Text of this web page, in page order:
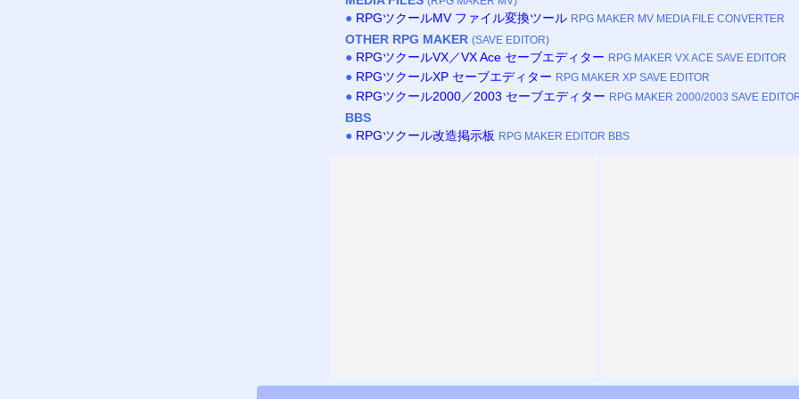
● RPGツクールMV ファイル変換ツール RPG MAKER MV MEDIA FILE CONVERTER
OTHER RPG MAKER (SAVE EDITOR)
● RPGツクールVX／VX Ace セーブエディター RPG MAKER VX ACE SAVE EDITOR
● RPGツクールXP セーブエディター RPG MAKER XP SAVE EDITOR
● RPGツクール2000／2003 セーブエディター RPG MAKER 2000/2003 SAVE
BBS
● RPGツクール改造掲示板 RPG MAKER EDITOR BBS